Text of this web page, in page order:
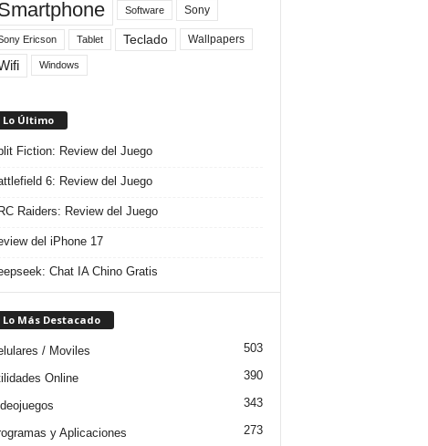
Software Sony
Ericson Tablet Teclado Wallpapers
Windows
Lo Último
Fiction: Review del Juego
6: Review del Juego
Raiders: Review del Juego
del iPhone 17
Chat IA Chino Gratis
Lo Más Destacado
/ Moviles 503
Online 390
343
y Aplicaciones 273